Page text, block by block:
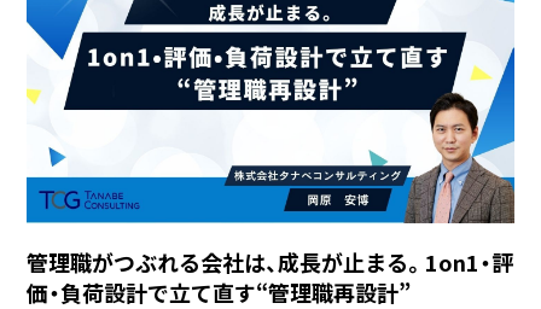
管理職がつぶれる会社は、成長が止まる。1on1・評
価・負荷設計で立て直す“管理職再設計”